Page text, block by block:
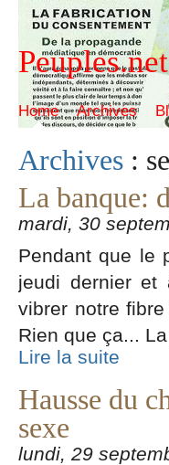
Peuples.net
Home Archives
Archives :
La banque:
mardi, 30
Pendant que le
jeudi dernier et
vibrer notre
Rien que ça...
Lire la suite
Hausse du
sexe
lundi, 29